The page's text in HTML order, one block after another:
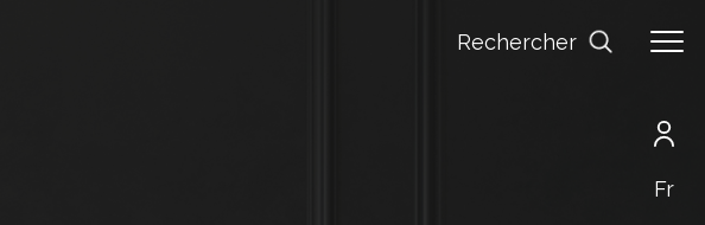
Fr
Rechercher